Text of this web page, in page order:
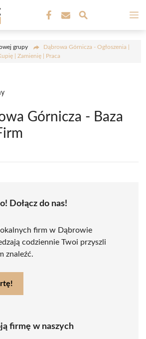
grupy
Dąbrowa Górnicza - Ogłoszenia |
| Zamienię | Praca
Górnicza - Baza
Dołącz do nas!
firm w Dąbrowie
codziennie Twoi przyszli
znaleźć.
firmę w naszych